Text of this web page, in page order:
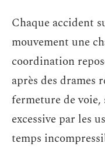
Chaque accident
mouvement une
coordination
après des drames
fermeture de voie,
excessive par les
temps